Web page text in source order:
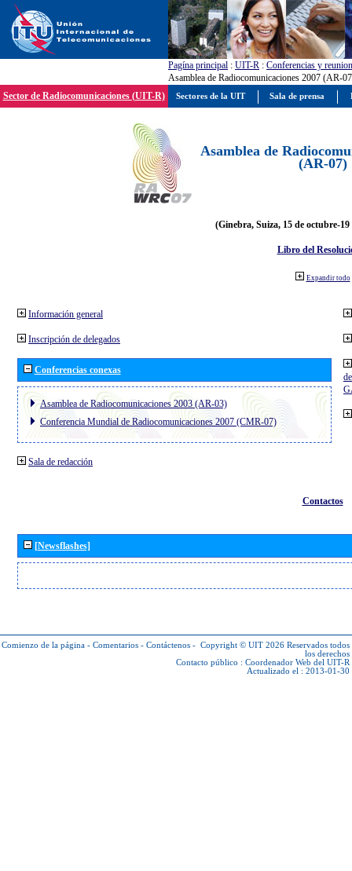
Pagína principal : UIT-R : Conferencias y
Asamblea de Radiocomunicaciones 2007 (AR-
Sector de Radiocomunicaciones (UIT-R)
Asamblea de
(AR-07)
(Ginebra, Suiza, 15 de octubre-19
Libro del
Expandir todo
Información general
Inscripción de delegados
Conferencias conexas
Asamblea de Radiocomunicaciones 2003 (AR-03)
Conferencia Mundial de Radiocomunicaciones 2007 (CMR-07)
Sala de redacción
Contactos
[Newsflashes]
Comienzo de la página - Comentarios - Contáctenos - Copyright © UIT 2026 Reservados todos
los derechos
Contacto público : Coordenador Web del UIT-R
Actualizado el : 2013-01-30
Sectores de la UIT Sala de prensa